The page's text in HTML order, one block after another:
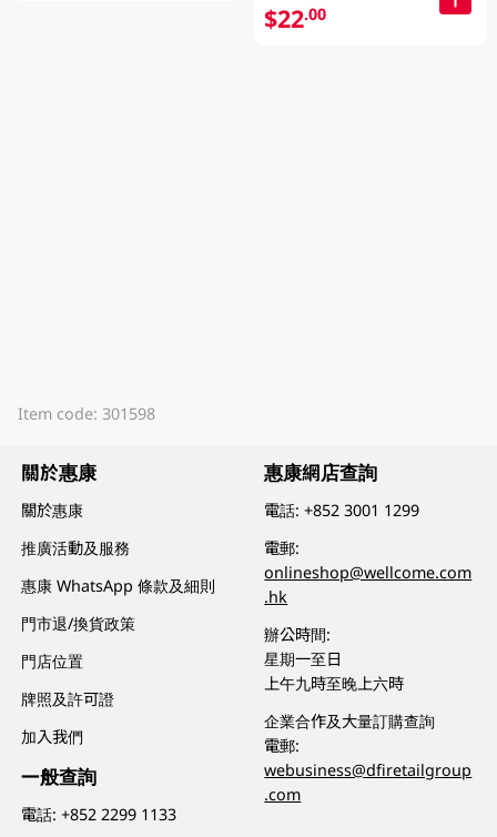
$22.00
Item code: 301598
關於惠康
關於惠康
推廣活動及服務
惠康 WhatsApp 條款及細則
門市退/換貨政策
門店位置
牌照及許可證
加入我們
一般查詢
電話:+852 2299 1133
惠康網店查詢
電話:+852 3001 1299
電郵:
onlineshop@wellcome.com
.hk
辦公時間:
星期一至日
上午九時至晚上六時
企業合作及大量訂購查詢
電郵:
webusiness@dfiretailgroup
.com